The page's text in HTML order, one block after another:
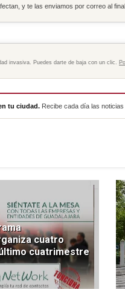
y te las enviamos por correo al
invasiva. Puedes darte de baja con un clic.
tu ciudad. Recibe cada día las
cuatro
cuatrimestre